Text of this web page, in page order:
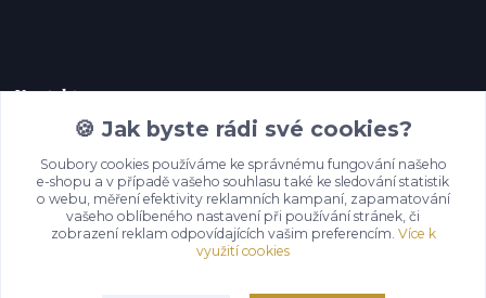
Kontakty
+420 774 209 220,
(Po-Pá, 8-16 hod.)
info@darkovykoutek.cz
🍪 Jak byste rádi své cookies?
Soubory cookies používáme ke správnému fungování našeho
e-shopu a v případě vašeho souhlasu také ke sledování statistik
o webu, měření efektivity reklamních kampaní, zapamatování
vašeho oblíbeného nastavení při používání stránek, či
zobrazení reklam odpovídajících vašim preferencím. Více k
využití cookies